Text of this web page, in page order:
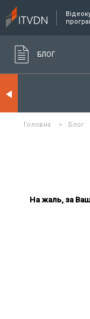
БЛОГ
Головна > Блог
На жаль, за